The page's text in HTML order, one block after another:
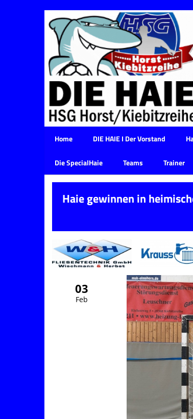
Home DIE HAIE I Der Vorstand
Die SpecialHaie Teams Trainer
Haie gewinnen in
03
Feb